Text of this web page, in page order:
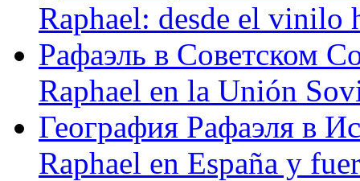
Raphael: desde el vinilo
Рафаэль в Советском
Raphael en la Unión
География Рафаэля в
Raphael en España y